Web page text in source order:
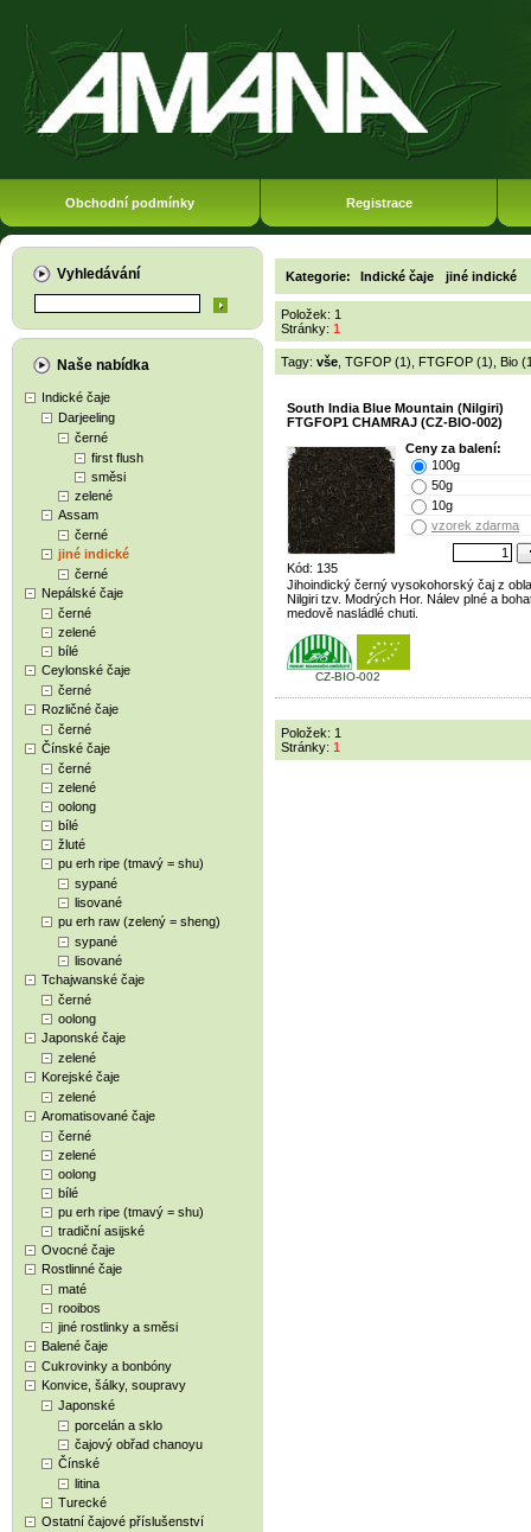
Obchodní podmínky Registrace
Vyhledávání
Naše nabídka
Indické čaje
Darjeeling
černé
first flush
směsi
zelené
Assam
černé
jiné indické
černé
Nepálské čaje
černé
zelené
bílé
Ceylonské čaje
černé
Rozličné čaje
černé
Čínské čaje
černé
zelené
oolong
bílé
žluté
pu erh ripe (tmavý = shu)
sypané
lisované
pu erh raw (zelený = sheng)
sypané
lisované
Tchajwanské čaje
černé
oolong
Japonské čaje
zelené
Korejské čaje
zelené
Aromatisované čaje
černé
zelené
oolong
bílé
pu erh ripe (tmavý = shu)
tradiční asijské
Ovocné čaje
Rostlinné čaje
maté
rooibos
jiné rostlinky a směsi
Balené čaje
Cukrovinky a bonbóny
Konvice, šálky, soupravy
Japonské
porcelán a sklo
čajový obřad chanoyu
Čínské
litina
Turecké
Ostatní čajové příslušenství
Kategorie: Indické čaje jiné indické
Položek: 1
Stránky: 1
Tagy: vše TGFOP (1) FTGFOP (1) Bio
South India Blue Mountain (Nilgiri)
FTGFOP1 CHAMRAJ (CZ-BIO-002)
Kód: 135
Ceny za balení:
100g
50g
10g
vzorek zdarma
Jihoindický černý vysokohorský čaj z
Nilgiri tzv. Modrých Hor. Nálev plné a
medově nasládlé chuti.
CZ-BIO-002
Položek: 1
Stránky: 1